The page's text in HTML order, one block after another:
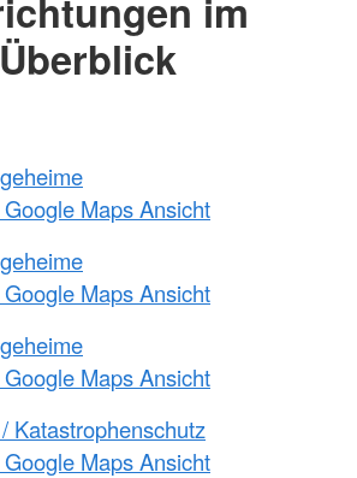
im
Überblick
Maps Ansicht
Maps Ansicht
Maps Ansicht
Katastrophenschutz
Maps Ansicht